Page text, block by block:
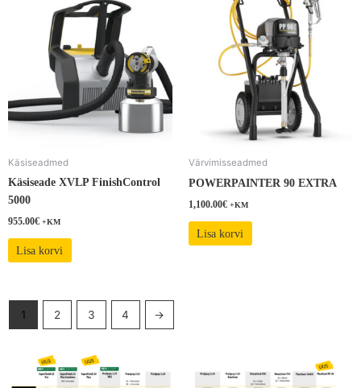
Käsiseadmed
Käsiseade XVLP FinishControl
5000
955.00€ +KM
Lisa korvi
Värvimisseadmed
POWERPAINTER 90 EXTRA
1,100.00€ +KM
Lisa korvi
1 2 3 4 →